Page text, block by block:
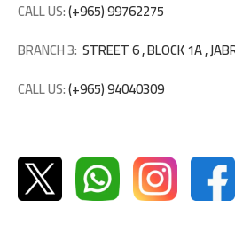
CALL US:(+965) 99762275
BRANCH 3: STREET 6 , BLOCK 1A ,
CALL US:(+965) 94040309